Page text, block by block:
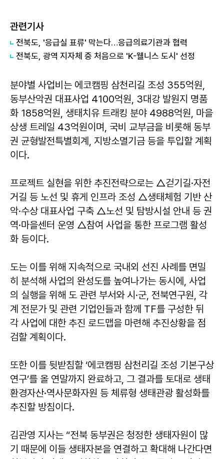
관련기사
전북도, '응급실 표류' 막는다…응급의료기관과 협력
전북도, 광역 지자체 중 처음으로 'K-웰니스 도시' 선정
분야별 사업비는 에코캠핑 삼천리길 조성 355억원,
동부산악권 대표사업 4100억원, 3대강 발원지 명품
화 1858억원, 생태치유 트래킹 분야 4988억원, 마을
상생 트레일 43억원이며, 국비 교부금을 비롯해 동부
권 균형발전특별회계, 지방소멸기금 등을 투입할 계획
이다.
프로젝트 실현을 위한 추진전략으로는 △걷기길·자전
거길 등 노선 및 휴게 인프라 조성 △생태체험 기반 산
악·수상 대표사업 구축 △노선 및 탐방시설 안내 등 권
역·마을센터 운영 △참여 사업을 통한 프로그램 활성
화 등이다.
도는 이를 위해 지속적으로 국내외 선진 사례를 면밀
히 분석해 사업의 완성도를 높여나가는 동시에, 사업
의 실행을 위해 도 관련 부서와 시·군, 전북연구원, 각
계 전문가 및 관련 기업인들과 함께 TF를 구성한 뒤
각 사업에 대한 추진 로드맵을 마련해 추진상황을 점
검할 계획이다.
또한 이를 뒷받침할 ‘에코캠핑 삼천리길 조성 기본구상
연구’를 올 연말까지 완료하고, 그 결과를 토대로 생태
환경자산·역사문화자원 등 체류형 생태관광 활성화를
추진할 방침이다.
김관영 지사는 “전북 동부권은 청정한 생태자원이 많
기 때문에 이들 생태자본을 연결하고 확대해 나간다면